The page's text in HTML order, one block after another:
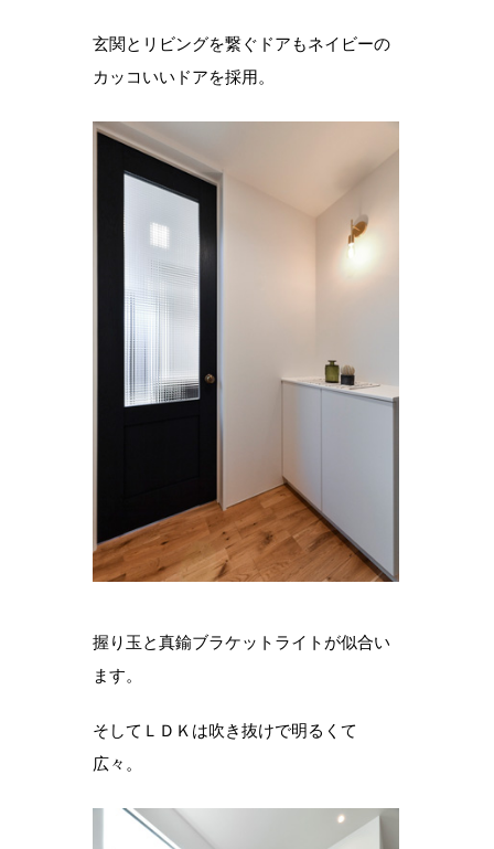
玄関とリビングを繋ぐドアもネイビーの
カッコいいドアを採用。
握り玉と真鍮ブラケットライトが似合い
ます。
そしてＬＤＫは吹き抜けで明るくて
広々。